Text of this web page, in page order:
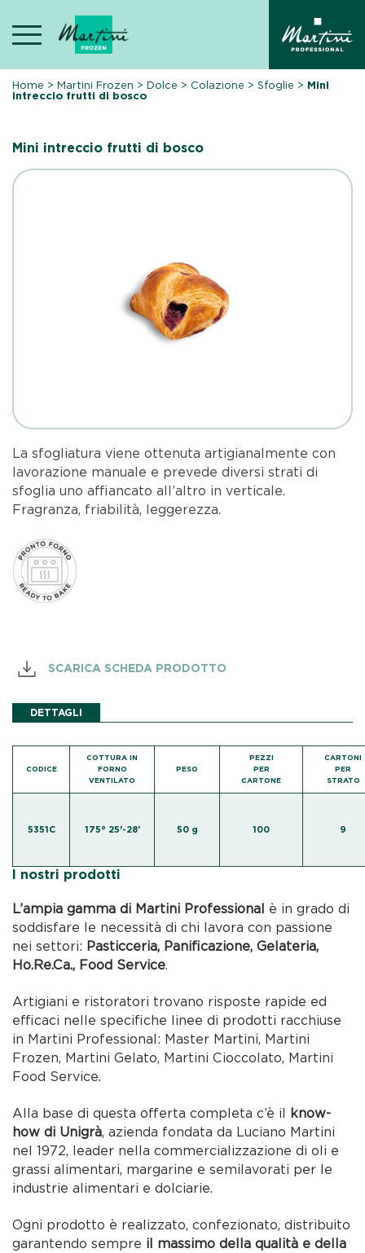
content
Home >Martini Frozen >Dolce > Colazione >Sfoglie > Mini
intreccio frutti di bosco
Mini intreccio frutti di bosco
La sfogliatura viene ottenuta artigianalmente con
lavorazione manuale e prevede diversi strati di
sfoglia uno affiancato all’altro in verticale.
Fragranza, friabilità, leggerezza.
SCARICA SCHEDA PRODOTTO
DETTAGLI
CODICE
COTTURA IN
FORNO
VENTILATO
5351C 175° 25'-28’
PESO
PEZZI
PER
CARTONE
CARTONI
PER
STRATO
50 g 100 9
I nostri prodotti
L’ampia gamma di Martini Professional è in grado di
soddisfare le necessità di chi lavora con passione
nei settori: Pasticceria, Panificazione, Gelateria,
Ho.Re.Ca., Food Service.
Artigiani e ristoratori trovano risposte rapide ed
efficaci nelle specifiche linee di prodotti racchiuse
in Martini Professional: Master Martini, Martini
Frozen, Martini Gelato, Martini Cioccolato, Martini
Food Service.
Alla base di questa offerta completa c’è il
know-
how di Unigrà, azienda fondata da Luciano Martini
nel 1972, leader nella commercializzazione di oli e
grassi alimentari, margarine e semilavorati per le
industrie alimentari e dolciarie.
Ogni prodotto è realizzato, confezionato, distribuito
garantendo sempre il massimo della qualità e della